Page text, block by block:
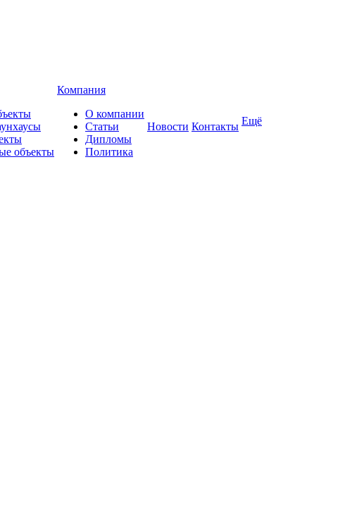
объекты
Компания
О компании
Статьи
Дипломы
Политика
Новости Контакты Ещё